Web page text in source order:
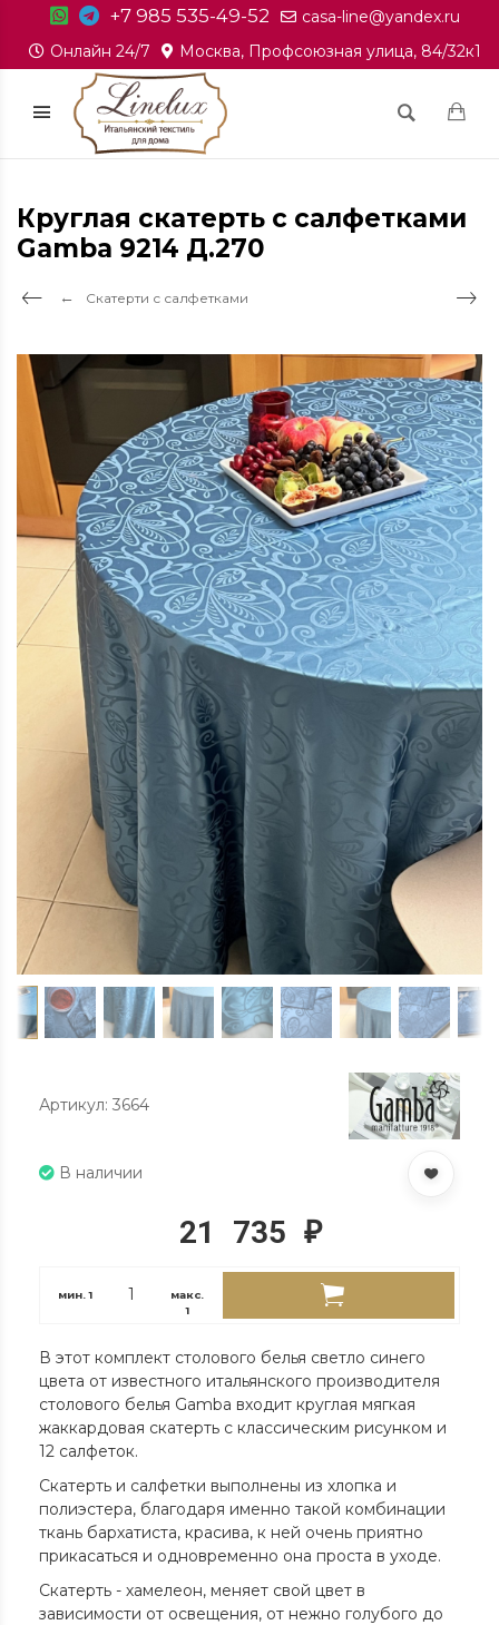
+7 985 535-49-52
casa-line@yandex.ru
Онлайн 24/7
Москва, Профсоюзная улица, 84/32к1
Круглая скатерть с салфетками
Gamba 9214 Д.270
Скатерти с салфетками
Артикул: 3664
В наличии
21 735 ₽
мин.1
макс.
1
В этот комплект столового белья светло синего
цвета от известного итальянского производителя
столового белья Gamba входит круглая мягкая
жаккардовая скатерть с классическим рисунком и
12 салфеток.
Скатерть и салфетки выполнены из хлопка и
полиэстера, благодаря именно такой комбинации
ткань бархатиста, красива, к ней очень приятно
прикасаться и одновременно она проста в уходе.
Скатерть - хамелеон, меняет свой цвет в
зависимости от освещения, от нежно голубого до